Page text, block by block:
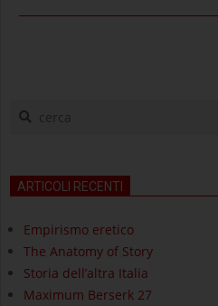
cerca
ARTICOLI RECENTI
Empirismo eretico
The Anatomy of Story
Storia dell’altra Italia
Maximum Berserk 27